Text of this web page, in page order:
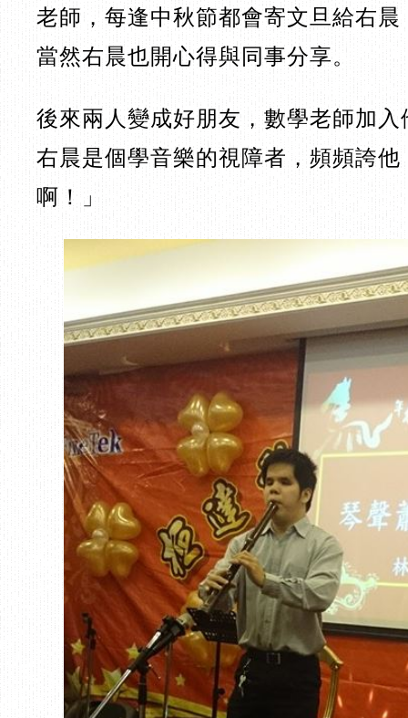
老師，每逢中秋節都會寄文旦給右
當然右晨也開心得與同事分享。
後來兩人變成好朋友，數學老師加
右晨是個學音樂的視障者，頻頻誇
啊！」